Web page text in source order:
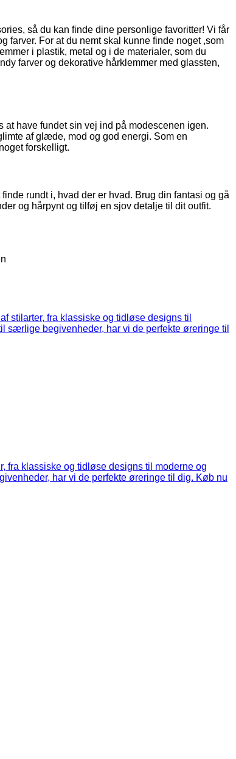
så du kan finde dine personlige favoritter! Vi får
farver. For at du nemt skal kunne finde noget ,som
i plastik, metal og i de materialer, som du
farver og dekorative hårklemmer med glassten,
have fundet sin vej ind på modescenen igen.
af glæde, mod og god energi. Som en
forskelligt.
rundt i, hvad der er hvad. Brug din fantasi og gå
og hårpynt og tilføj en sjov detalje til dit outfit.